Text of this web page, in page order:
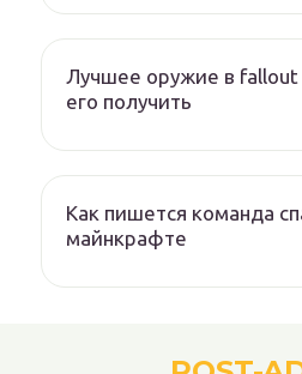
Лучшее оружие в fallout
его получить
Как пишется команда
майнкрафте